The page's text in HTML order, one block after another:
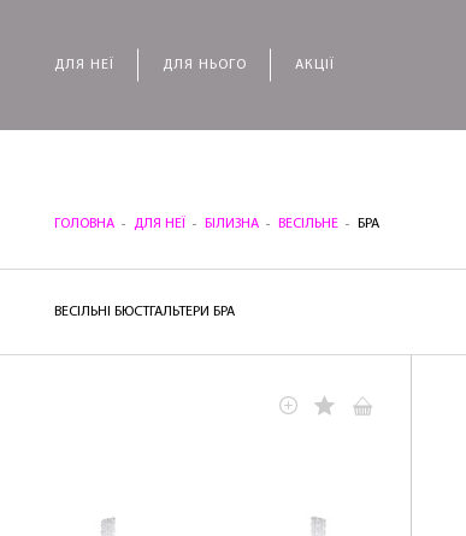
ДЛЯ НЕЇ ДЛЯ НЬОГО АКЦІЇ
ГОЛОВНА ДЛЯ НЕЇ БІЛИЗНА ВЕСІЛЬНЕ БРА
ВЕСІЛЬНІ БЮСТГАЛЬТЕРИ БРА